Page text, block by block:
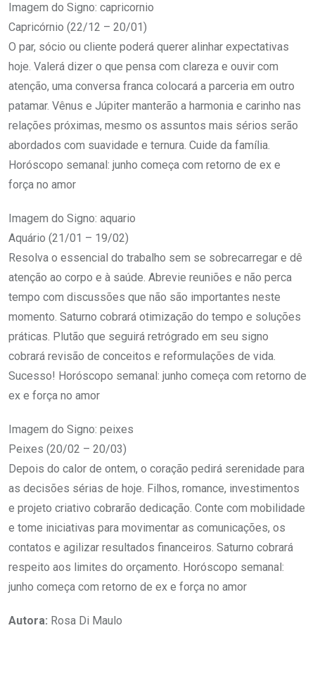
Imagem do Signo: capricornio
Capricórnio (22/12 – 20/01)
O par, sócio ou cliente poderá querer alinhar expectativas
hoje. Valerá dizer o que pensa com clareza e ouvir com
atenção, uma conversa franca colocará a parceria em outro
patamar. Vênus e Júpiter manterão a harmonia e carinho nas
relações próximas, mesmo os assuntos mais sérios serão
abordados com suavidade e ternura. Cuide da família.
Horóscopo semanal: junho começa com retorno de ex e
força no amor
Imagem do Signo: aquario
Aquário (21/01 – 19/02)
Resolva o essencial do trabalho sem se sobrecarregar e dê
atenção ao corpo e à saúde. Abrevie reuniões e não perca
tempo com discussões que não são importantes neste
momento. Saturno cobrará otimização do tempo e soluções
práticas. Plutão que seguirá retrógrado em seu signo
cobrará revisão de conceitos e reformulações de vida.
Sucesso! Horóscopo semanal: junho começa com retorno de
ex e força no amor
Imagem do Signo: peixes
Peixes (20/02 – 20/03)
Depois do calor de ontem, o coração pedirá serenidade para
as decisões sérias de hoje. Filhos, romance, investimentos
e projeto criativo cobrarão dedicação. Conte com mobilidade
e tome iniciativas para movimentar as comunicações, os
contatos e agilizar resultados financeiros. Saturno cobrará
respeito aos limites do orçamento. Horóscopo semanal:
junho começa com retorno de ex e força no amor
Autora: Rosa Di Maulo